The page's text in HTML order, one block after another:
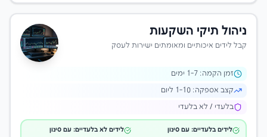
ניהול תיקי השקעות
קבל לידים איכותיים ומאומתים ישירות לעסק
זמן הקמה: 1 -7 ימים
קצב אספקה: 1-10 ליום
בלעדי / לא בלעדי
לידים בלעדיים: עם סינון
לידים לא בלעדיים: עם סינון